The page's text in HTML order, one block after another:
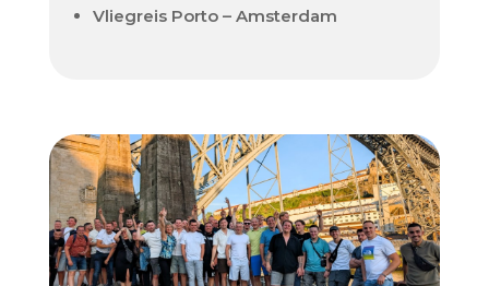
Vliegreis Porto – Amsterdam